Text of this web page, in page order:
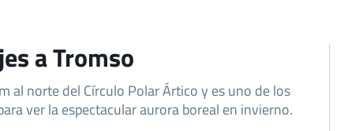
a Tromso
al norte del Círculo Polar Ártico y es uno de los
ver la espectacular aurora boreal en invierno.